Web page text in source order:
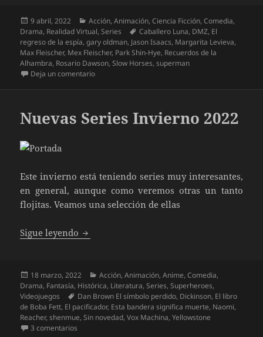
Publicado
el
9 abril, 2022 Categorías
Acción,Animación,Ciencia Ficción,Comedia,
Drama, Realidad Virtual,Series Etiquetas
Caballero Luna, DMZ, El
regreso de la espía,gary oldman, Jason Isaacs, Margarita Levieva,
Max Fleischer, Mex Fleischer, Park Shin-Hye, Recuerdos de la
Alhambra, Rosario Dawson,Slow Horses,superman
Deja un comentarioen Las nuevas series Primavera 2022
Nuevas Series Invierno 2022
Este invierno está teniendo series muy interesantes,
en general, aunque como veremos otras un tanto
flojitas. Veamos una selección de ellas
Sigue leyendo Nuevas Series Invierno 2022
Publicado
el
18 marzo, 2022 Categorías
Acción,Animación,Anime,Comedia,
Drama, Fantasía, Histórica, Literatura,Series,Superheroes,
Videojuegos
Etiquetas
Dan Brown El símbolo perdido, Dickinson, El libro
de Boba Fett, El pacificador, Esta bandera significa muerte, Naomi,
Reacher,shenmue,Sin novedad,Vox Machina,Yellowstone
3 comentarios